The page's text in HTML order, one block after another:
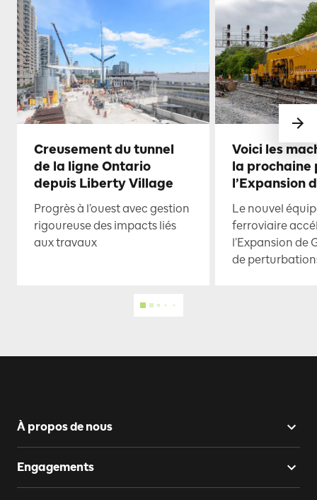
Creusement du tunnel
de la ligne Ontario
depuis Liberty Village
Progrès à l’ouest avec gestion
rigoureuse des impacts liés
aux travaux
Voici les
la prochaine
l’Expansion
Le nouvel
ferroviaire
l’Expansion de
de
À propos de nous
Engagements